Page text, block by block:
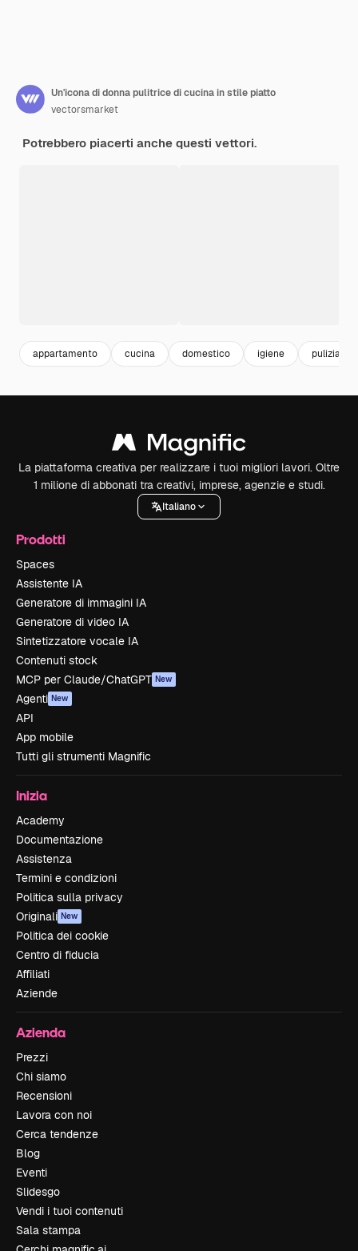
Un'icona di donna pulitrice di cucina in stile piatto
vectorsmarket
Potrebbero piacerti anche questi vettori.
appartamento cucina domestico igiene pulizia
La piattaforma creativa per realizzare i tuoi migliori lavori. Oltre
1 milione di abbonati tra creativi, imprese, agenzie e studi.
Italiano
Prodotti
Spaces
Assistente IA
Generatore di immagini IA
Generatore di video IA
Sintetizzatore vocale IA
Contenuti stock
MCP per Claude/ChatGPT New
Agenti New
API
App mobile
Tutti gli strumenti Magnific
Inizia
Academy
Documentazione
Assistenza
Termini e condizioni
Politica sulla privacy
Originali New
Politica dei cookie
Centro di fiducia
Affiliati
Aziende
Azienda
Prezzi
Chi siamo
Recensioni
Lavora con noi
Cerca tendenze
Blog
Eventi
Slidesgo
Vendi i tuoi contenuti
Sala stampa